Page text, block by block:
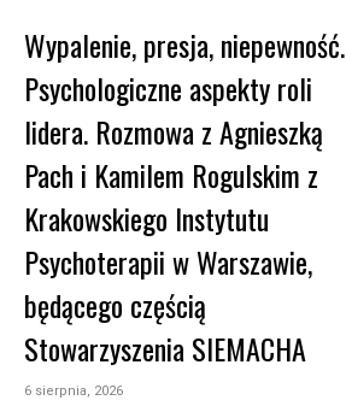
Wypalenie, presja, niepewność.
Psychologiczne aspekty roli
lidera. Rozmowa z Agnieszką
Pach i Kamilem Rogulskim z
Krakowskiego Instytutu
Psychoterapii w Warszawie,
będącego częścią
Stowarzyszenia SIEMACHA
6 sierpnia, 2026